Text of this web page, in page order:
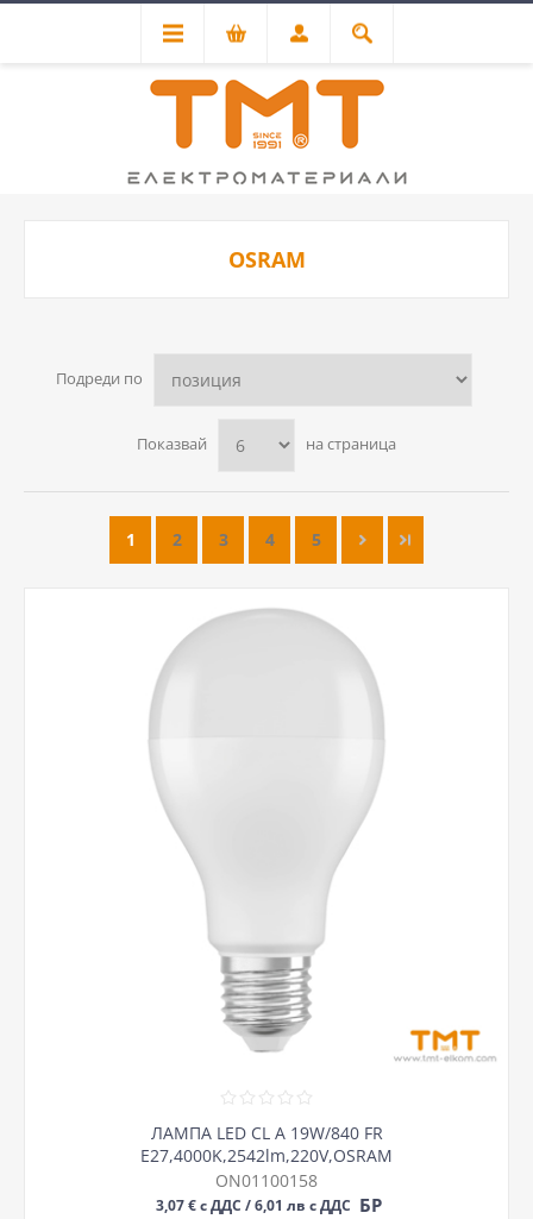
OSRAM
Подреди по
Показвай на страница
1 2 3 4 5
ЛАМПА LED CL A 19W/840 FR
Е27,4000K,2542lm,220V,OSRAM
ON01100158
3,07 € с ДДС / 6,01 лв с ДДС БР